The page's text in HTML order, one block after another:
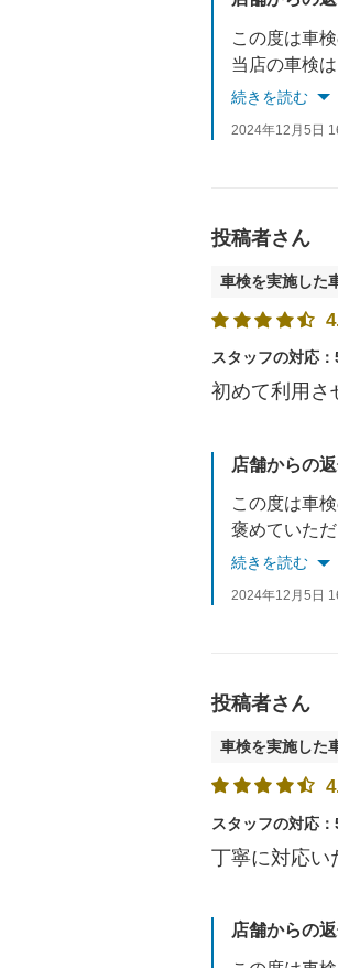
この度は車
当店の車検
なにかわか
続きを読む
2024年12月5日
投稿者さん
車検を実施した
スタッフの対応：
初めて利用さ
店舗からの
この度は車
褒めていた
不明点や疑
続きを読む
2024年12月5日
投稿者さん
車検を実施した
スタッフの対応：
丁寧に対応い
店舗からの